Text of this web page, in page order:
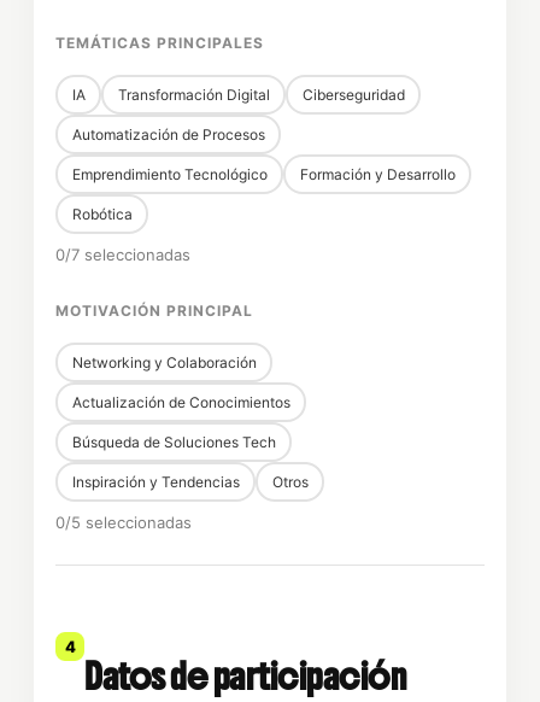
TEMÁTICAS PRINCIPALES
IA Transformación Digital Ciberseguridad
Automatización de Procesos
Emprendimiento Tecnológico Formación y Desarrollo
Robótica
0/7 seleccionadas
MOTIVACIÓN PRINCIPAL
Networking y Colaboración
Actualización de Conocimientos
Búsqueda de Soluciones Tech
Inspiración y Tendencias Otros
0/5 seleccionadas
4
Datos de participación